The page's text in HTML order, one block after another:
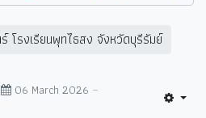
โรงเรียนพุทไธสง จังหวัดบุรีรัมย์
06 March 2026